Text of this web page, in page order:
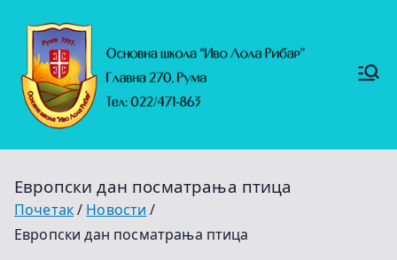
садржај
Основ
Лола
https://
vanje-
Европски дан посматрања птица
Почетак
Новости
Европски дан посматрања птица